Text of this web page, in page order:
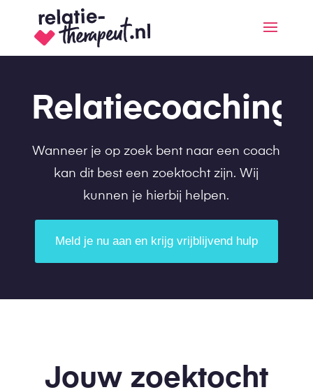
Relatiecoaching
Wanneer je op zoek bent naar een coach
kan dit best een zoektocht zijn. Wij
kunnen je hierbij helpen.
Meld je nu aan en krijg vrijblijvend hulp
Jouw zoektocht